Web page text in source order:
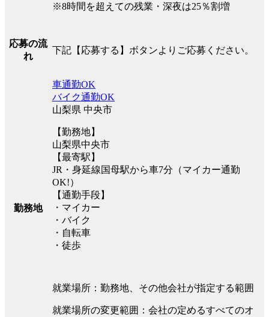
※8時間を超えての残業・深夜は25％割増
応募の流
れ
下記【応募する】ボタンよりご応募ください。
勤務地
車通勤OK
バイク通勤OK
山梨県 中央市
【勤務地】
山梨県中央市
【最寄駅】
JR・身延線国母駅から車7分（マイカー通勤
OK!）
【通勤手段】
・マイカー
・バイク
・自転車
・徒歩
就業場所：勤務地、その他会社が指定する範囲
就業場所の変更範囲：会社の定めるすべてのオ